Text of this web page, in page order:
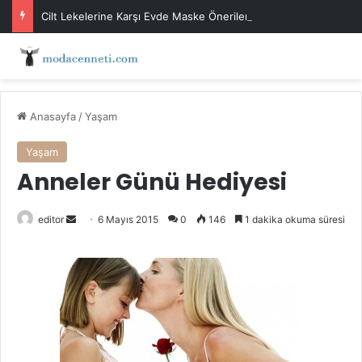
Cilt Lekelerine Karşı Evde Maske Önerileri
Anasayfa /Yaşam
Yaşam
Anneler Günü Hediyesi
editor
Bir
posta
göndermek
6 Mayıs 2015 0 146 1 dakika okuma süresi